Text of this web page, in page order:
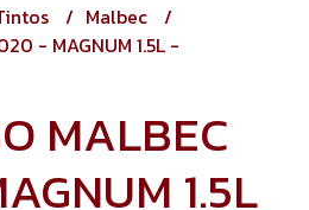
Malbec
- MAGNUM 1.5L -
MALBEC
1.5L